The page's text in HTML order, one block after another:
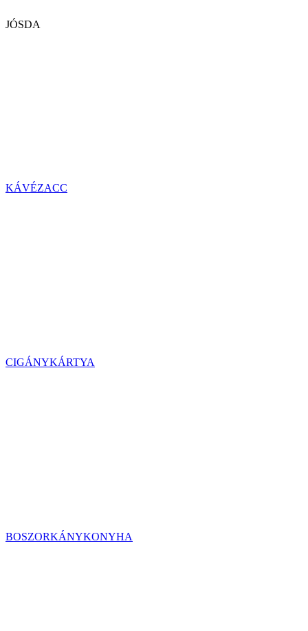
JÓSDA
KÁVÉZACC
CIGÁNYKÁRTYA
BOSZORKÁNYKONYHA